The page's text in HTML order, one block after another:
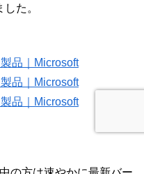
た。
品｜Microsoft
品｜Microsoft
品｜Microsoft